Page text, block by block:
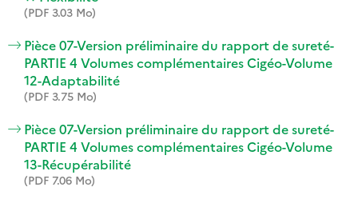
(PDF 3.03 Mo)
Pièce 07-Version préliminaire du rapport de sureté-
PARTIE 4 Volumes complémentaires Cigéo-Volume
12-Adaptabilité
(PDF 3.75 Mo)
Pièce 07-Version préliminaire du rapport de sureté-
PARTIE 4 Volumes complémentaires Cigéo-Volume
13-Récupérabilité
(PDF 7.06 Mo)